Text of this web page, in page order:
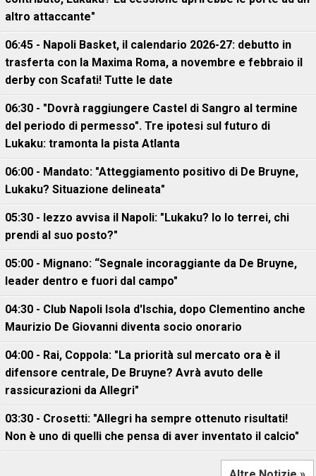
altro attaccante"
06:45 - Napoli Basket, il calendario 2026-27: debutto in
trasferta con la Maxima Roma, a novembre e febbraio il
derby con Scafati! Tutte le date
06:30 - "Dovrà raggiungere Castel di Sangro al termine
del periodo di permesso". Tre ipotesi sul futuro di
Lukaku: tramonta la pista Atlanta
06:00 - Mandato: "Atteggiamento positivo di De Bruyne,
Lukaku? Situazione delineata"
05:30 - Iezzo avvisa il Napoli: "Lukaku? Io lo terrei, chi
prendi al suo posto?"
05:00 - Mignano: “Segnale incoraggiante da De Bruyne,
leader dentro e fuori dal campo"
04:30 - Club Napoli Isola d'Ischia, dopo Clementino anche
Maurizio De Giovanni diventa socio onorario
04:00 - Rai, Coppola: "La priorità sul mercato ora è il
difensore centrale, De Bruyne? Avrà avuto delle
rassicurazioni da Allegri"
03:30 - Crosetti: "Allegri ha sempre ottenuto risultati!
Non è uno di quelli che pensa di aver inventato il calcio"